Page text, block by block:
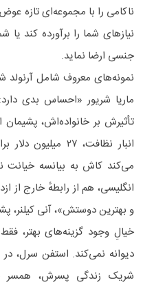
ناکامی را با مجموعه‌ای تازه
نیازهای شما را برآورده کند یا
جنسی ارضا نماید.
نمونه‌های معروف شامل آرنولد
ماریا شریور «احساس بدی
تأثیرش بر خانواده‌اش،
انبار نظافت، ۲۷
می‌کند کاش به بیانسه خیانت
انگلیسی، هم از رابطهٔ خارج
و بهترین دوستش»، آنی کیلنر،
خیالِ وجود گزینه‌های بهتر،
شریک زندگی پسرش، همسر